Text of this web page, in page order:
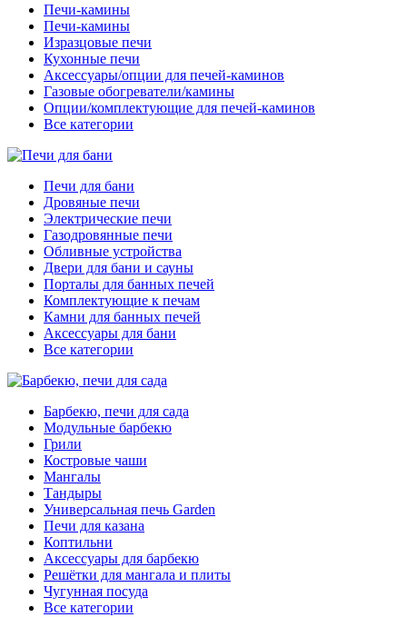
Печи-камины
Печи-камины
Изразцовые печи
Кухонные печи
Аксессуары/опции для печей-каминов
Газовые обогреватели/камины
Опции/комплектующие для печей-каминов
Все категории
Печи для бани
Дровяные печи
Электрические печи
Газодровянные печи
Обливные устройства
Двери для бани и сауны
Порталы для банных печей
Комплектующие к печам
Камни для банных печей
Аксессуары для бани
Все категории
Барбекю, печи для сада
Модульные барбекю
Грили
Костровые чаши
Мангалы
Тандыры
Универсальная печь Garden
Печи для казана
Коптильни
Аксессуары для барбекю
Решётки для мангала и плиты
Чугунная посуда
Все категории